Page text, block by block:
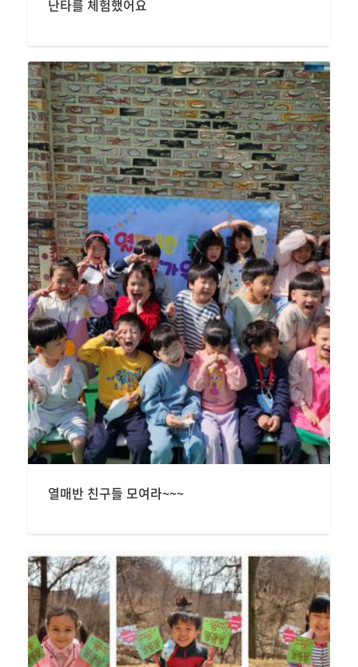
난타를 체험했어요
열매반 친구들 모여라~~~